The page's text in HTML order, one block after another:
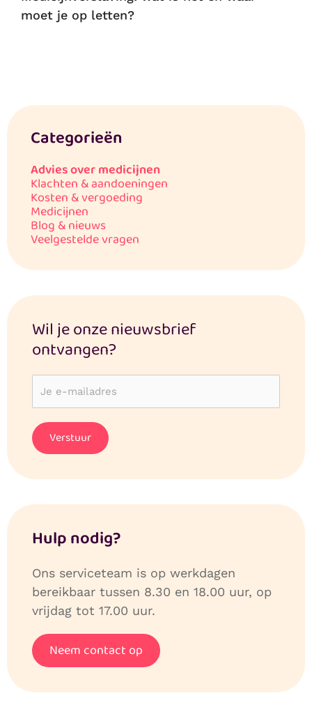
moet je op letten?
Categorieën
Advies over medicijnen
Klachten & aandoeningen
Kosten & vergoeding
Medicijnen
Blog & nieuws
Veelgestelde vragen
Wil je onze nieuwsbrief
ontvangen?
Hulp nodig?
Ons serviceteam is op werkdagen
bereikbaar tussen 8.30 en 18.00 uur, op
vrijdag tot 17.00 uur.
Neem contact op